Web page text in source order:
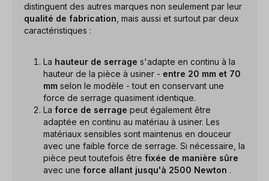
distinguent des autres marques non seulement par leur
qualité de fabrication , mais aussi et surtout par deux
caractéristiques :
La hauteur de serrage s'adapte en continu à la
hauteur de la pièce à usiner - entre 20 mm et 70
mm selon le modèle - tout en conservant une
force de serrage quasiment identique.
La force de serrage peut également être
adaptée en continu au matériau à usiner. Les
matériaux sensibles sont maintenus en douceur
avec une faible force de serrage. Si nécessaire, la
pièce peut toutefois être fixée de manière sûre
avec une force allant jusqu'à 2500 Newton .